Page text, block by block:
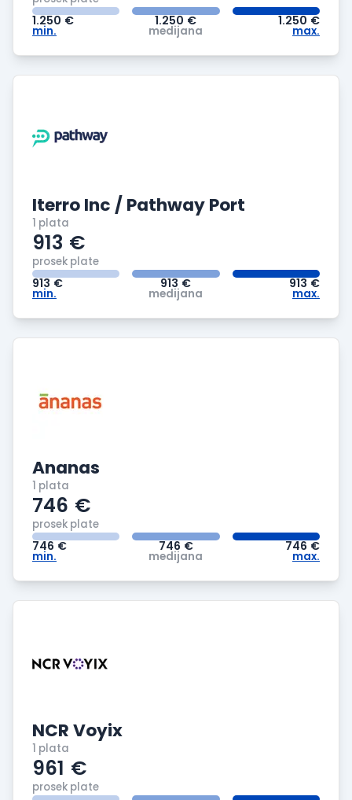
1.250 €
min.
1.250 €
medijana
1.250 €
max.
Iterro Inc / Pathway Port
1 plata
913 €
prosek plate
913 €
min.
913 €
medijana
913 €
max.
Ananas
1 plata
746 €
prosek plate
746 €
min.
746 €
medijana
746 €
max.
NCR Voyix
1 plata
961 €
prosek plate